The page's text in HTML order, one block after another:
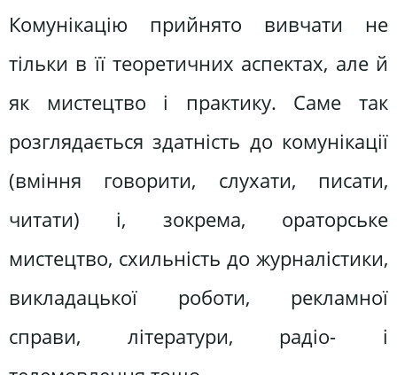
Комунікацію прийнято вивчати не
тільки в її теоретичних аспектах, але й
як мистецтво і практику. Саме так
розглядається здатність до комунікації
(вміння говорити, слухати, писати,
читати) і, зокрема, ораторське
мистецтво, схильність до журналістики,
викладацької роботи, рекламної
справи, літератури, радіо- і